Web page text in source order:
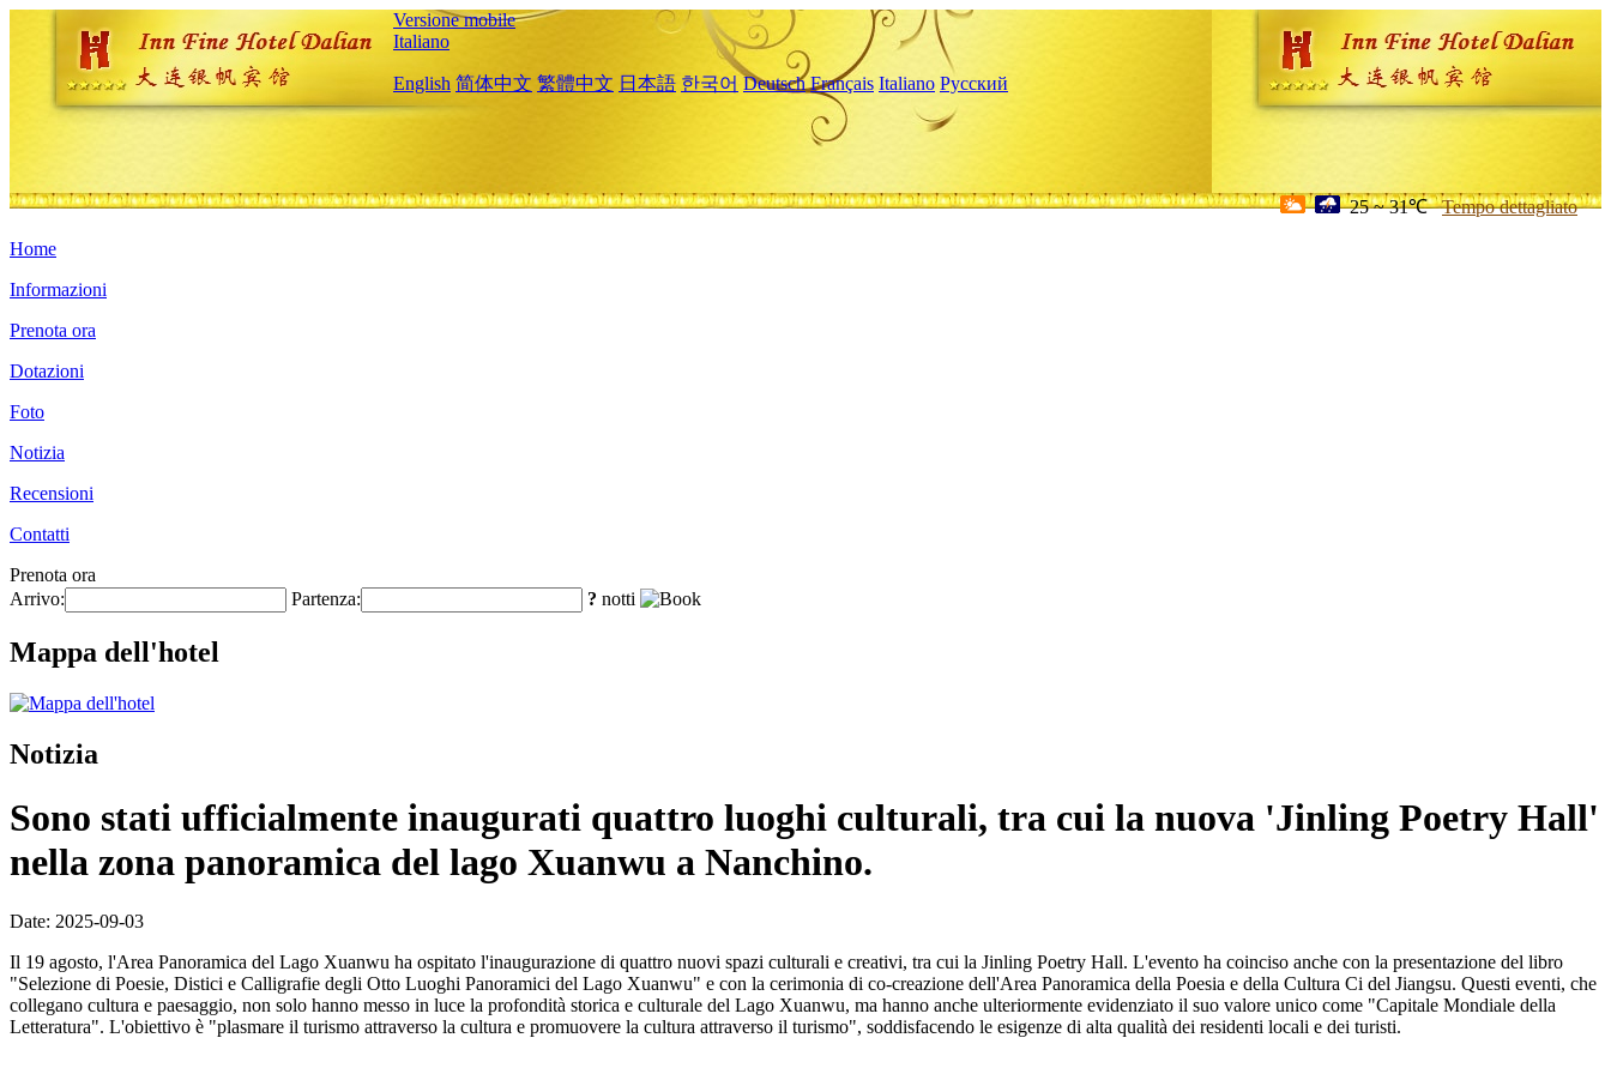
Versione mobile
Italiano
English 简体中文 繁體中文 日本語 한국어 Deutsch Français Italiano Русский
25 ~ 31℃ Tempo dettagliato
Home
Informazioni
Prenota ora
Dotazioni
Foto
Notizia
Recensioni
Contatti
Prenota ora
Arrivo:
Partenza: ? notti
Mappa dell'hotel
Notizia
Sono stati ufficialmente inaugurati quattro luoghi culturali, tra cui la nuova 'Jinling Poetry Hall'
nella zona panoramica del lago Xuanwu a Nanchino.
Date: 2025-09-03
Il 19 agosto, l'Area Panoramica del Lago Xuanwu ha ospitato l'inaugurazione di quattro nuovi spazi culturali e creativi, tra cui la Jinling Poetry Hall. L'evento ha coinciso anche con la presentazione del libro
"Selezione di Poesie, Distici e Calligrafie degli Otto Luoghi Panoramici del Lago Xuanwu" e con la cerimonia di co-creazione dell'Area Panoramica della Poesia e della Cultura Ci del Jiangsu. Questi eventi, che
collegano cultura e paesaggio, non solo hanno messo in luce la profondità storica e culturale del Lago Xuanwu, ma hanno anche ulteriormente evidenziato il suo valore unico come "Capitale Mondiale della
Letteratura". L'obiettivo è "plasmare il turismo attraverso la cultura e promuovere la cultura attraverso il turismo", soddisfacendo le esigenze di alta qualità dei residenti locali e dei turisti.